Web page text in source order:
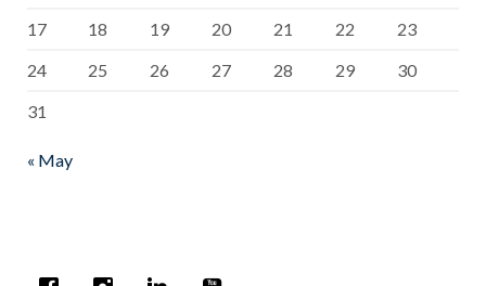
17 18 19 20 21 22
23
24
25 26 27 28 29
30
31
« May